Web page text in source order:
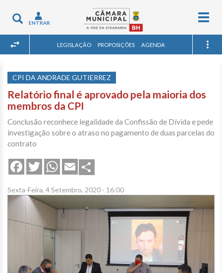
Toggle
navigation
ENTRAR
LEGISLAÇÃO PROPOSIÇÕES AGENDA
CPI DA ANDRADE GUTIERREZ
Relatório final é aprovado pela maioria dos
membros da CPI
Conclusão reconhece legalidade da Confissão de Dívida e pede
investigação sobre o atraso no pagamento de duas parcelas do
contrato
FacebookTwitterWhatsApp
Email
Sexta-Feira, 4 Setembro, 2020 - 16:00